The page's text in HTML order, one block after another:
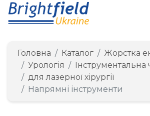
Головна Каталог
Жорстка
Урологія
Інструментальна
для лазерної хірургії
Напрямні інструменти